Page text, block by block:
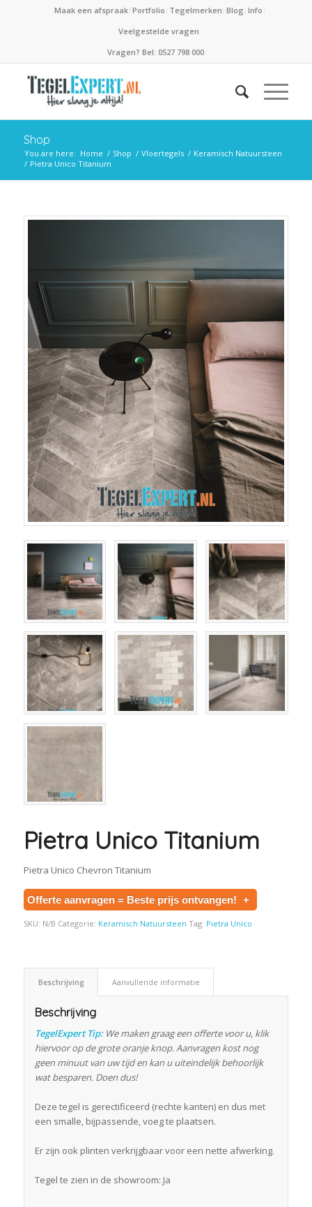
Maak een afspraak Portfolio Tegelmerken Blog Info
Veelgestelde vragen
Vragen? Bel: 0527 798 000
Shop
You are here: Home / Shop / Vloertegels / Keramisch Natuursteen
/ Pietra Unico Titanium
Pietra Unico Titanium
Pietra Unico Chevron Titanium
Offerte aanvragen = Beste prijs ontvangen! +
SKU: N/B Categorie: Keramisch Natuursteen Tag: Pietra Unico
Beschrijving Aanvullende informatie
Beschrijving
TegelExpert Tip:We maken graag een offerte voor u, klik
hiervoor op de grote oranje knop. Aanvragen kost nog
geen minuut van uw tijd en kan u uiteindelijk behoorlijk
wat besparen. Doen dus!
Deze tegel is gerectificeerd (rechte kanten) en dus met
een smalle, bijpassende, voeg te plaatsen.
Er zijn ook plinten verkrijgbaar voor een nette afwerking.
Tegel te zien in de showroom: Ja